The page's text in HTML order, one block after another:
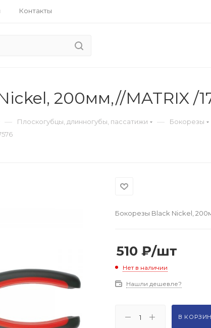
Контакты
200мм,//MATRIX /
— Плоскогубцы, длинногубы, пассатижи — Бокорезы
Бокорезы Black Nickel,
510 ₽/шт
Нет в наличии
Нашли дешевле?
В